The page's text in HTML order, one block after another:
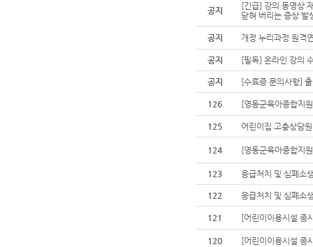
공지
[긴급] 강의 동영상
닫혀 버리는 증상 발
공지 개정 누리과정 원격
공지 [필독] 온라인 강의
공지 [수료증 문의사항]
126 [영동군육아종합지
125 어린이집 고충상담
124 [영동군육아종합지
123 응급처치 및 심폐소
122 응급처치 및 심폐소
121 [어린이이용시설 종
120 [어린이이용시설 종